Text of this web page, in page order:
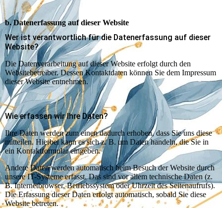
b. Datenerfassung auf dieser Website
Wer ist verantwortlich für die Datenerfassung auf dieser
Website?
Die Datenverarbeitung auf dieser Website erfolgt durch den
Websitebetreiber. Dessen Kontaktdaten können Sie dem Impressum
dieser Website entnehmen.
Wie erfassen wir Ihre Daten?
Ihre Daten werden zum einen dadurch erhoben, dass Sie uns diese
mitteilen. Hierbei kann es sich z. B. um Daten handeln, die Sie in
ein Kontaktformular eingeben.
Andere Daten werden automatisch beim Besuch der Website durch
unsere IT-Systeme erfasst. Das sind vor allem technische Daten (z.
B. Internetbrowser, Betriebssystem oder Uhrzeit des Seitenaufrufs).
Die Erfassung dieser Daten erfolgt automatisch, sobald Sie diese
Website betreten.